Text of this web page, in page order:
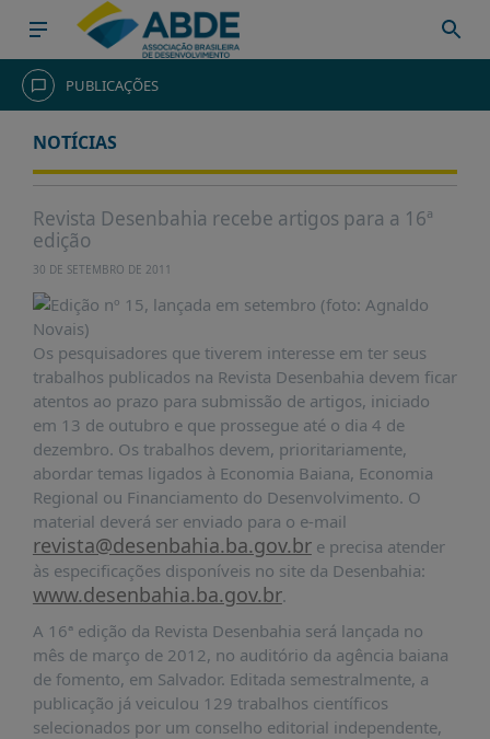
HOME
INSTITUCIONAL
ORGANOGRAMA
COMISSÕES
TEMÁTICAS
SISTEMA
NACIONAL
FOMENTO
O
QUE
É?
DADOS
FRENTE
PARLAMENTAR
SOBRE
A
FRENTE
MATERIAIS
PUBLICAÇÕES
NOTÍCIAS
Revista Desenbahia recebe artigos para a 16ª
edição
30 DE SETEMBRO DE 2011
Os pesquisadores que tiverem interesse em ter seus
trabalhos publicados na Revista Desenbahia devem ficar
atentos ao prazo para submissão de artigos, iniciado
em 13 de outubro e que prossegue até o dia 4 de
dezembro. Os trabalhos devem, prioritariamente,
abordar temas ligados à Economia Baiana, Economia
Regional ou Financiamento do Desenvolvimento. O
material deverá ser enviado para o e-mail
revista@desenbahia.ba.gov.bre precisa atender
às especificações disponíveis no site da Desenbahia:
www.desenbahia.ba.gov.br.
A 16ª edição da Revista Desenbahia será lançada no
mês de março de 2012, no auditório da agência baiana
de fomento, em Salvador. Editada semestralmente, a
publicação já veiculou 129 trabalhos científicos
selecionados por um conselho editorial independente,